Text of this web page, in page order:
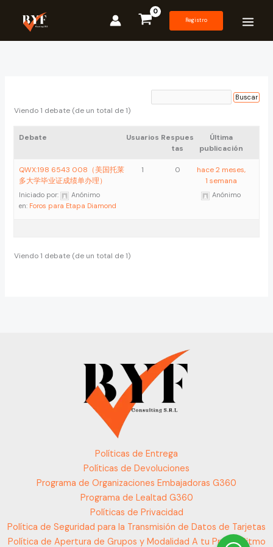
contenido
Registro
Viendo 1 debate (de un total de 1)
Debate Usuarios Respues
tas
Última
publicación
QWX:198 6543 008（美国托莱
多大学毕业证成绩单办理）
Iniciado por:
Anónimo
en: Foros para Etapa Diamond
1 0
hace 2 meses,
1 semana
Anónimo
Viendo 1 debate (de un total de 1)
Políticas de Entrega
Políticas de Devoluciones
Programa de Organizaciones Embajadoras G360
Programa de Lealtad G360
Políticas de Privacidad
Política de Seguridad para la Transmisión de Datos de Tarjetas
Política de Apertura de Grupos y Modalidad A tu Propio Ritmo